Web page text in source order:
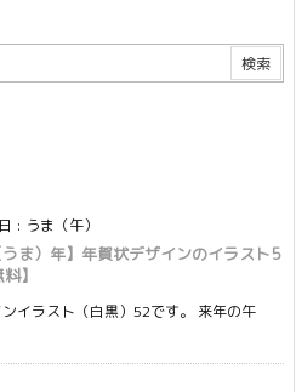
: うま（午）
うま）年】年賀状デザインのイラスト5
】
イラスト（白黒）52です。 来年の午